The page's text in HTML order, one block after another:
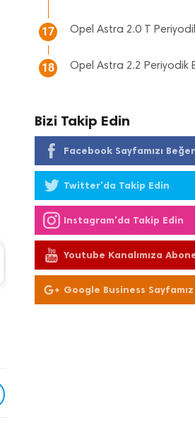
Renault Clio Periyodik
2006 Model 1.5 Dci
17 Opel Astra 2.0 T
18 Opel Astra 2.2 Periyodik
Bizi Takip Edin
Facebook Sayfamızı
Twitter'da Takip Edin
Instagram'da Takip Edin
Youtube Kanalımıza
Olun
Google Business Sayfamız